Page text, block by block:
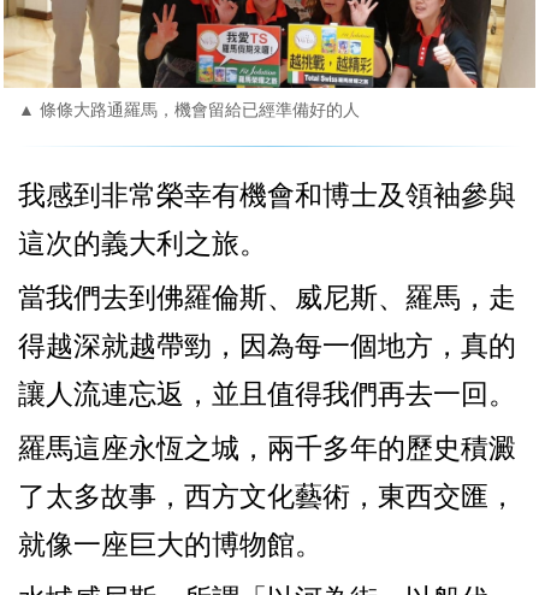
▲ 條條大路通羅馬，機會留給已經準備好的人
我感到非常榮幸有機會和博士及領袖參與
這次的義大利之旅。
當我們去到佛羅倫斯、威尼斯、羅馬，走
得越深就越帶勁，因為每一個地方，真的
讓人流連忘返，並且值得我們再去一回。
羅馬這座永恆之城，兩千多年的歷史積澱
了太多故事，西方文化藝術，東西交匯，
就像一座巨大的博物館。